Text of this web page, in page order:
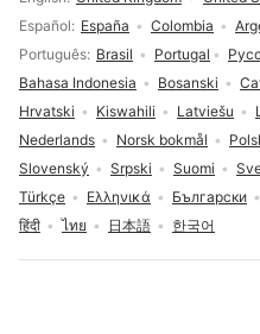
Español
España Colombia
Português Brasil Portugal
Bahasa Indonesia
Bosanski
Hrvatski
Kiswahili Latviešu
Nederlands
Norsk bokmål
Slovenský
Srpski Suomi
Türkçe
Ελληνικά Български
हिंदी
ไทย 日本語 한국어